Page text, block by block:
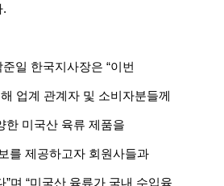
.
일 한국지사장은 “이번
해 업계 관계자 및 소비자분들께
한 미국산 육류 제품을
를 제공하고자 회원사들과
며 “미국산 육류가 국내 수입육